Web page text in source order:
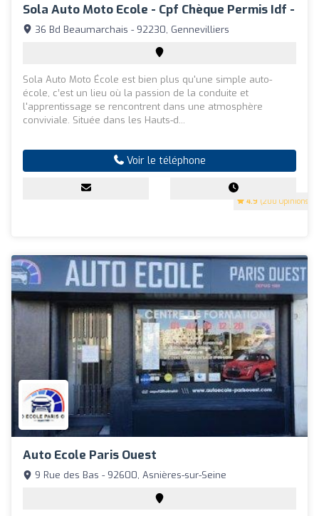
Sola Auto Moto Ecole - Cpf Chèque Permis Idf -
4.9 (200 Opinions)
36 Bd Beaumarchais - 92230, Gennevilliers
Sola Auto Moto École est bien plus qu'une simple auto-
école, c’est un lieu où la passion de la conduite et
l'apprentissage se rencontrent dans une atmosphère
conviviale. Située dans les Hauts-d...
Voir le téléphone
Auto Ecole Paris Ouest
9 Rue des Bas - 92600, Asnières-sur-Seine